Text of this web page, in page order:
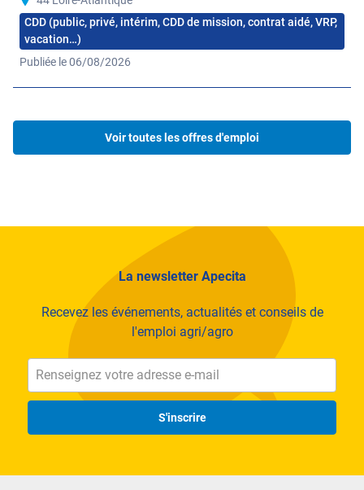
demain dans un esprit innovant et performant !
Nos expertises
Conseil agricole
Production végétale
Production animale
CDD (public, privé, intérim, CDD de mission, contrat aidé, VRP,
vacation…)
Publiée le 06/08/2026
Voir toutes les offres d'emploi
La newsletter Apecita
Recevez les événements, actualités et conseils de
l'emploi agri/agro
S'inscrire